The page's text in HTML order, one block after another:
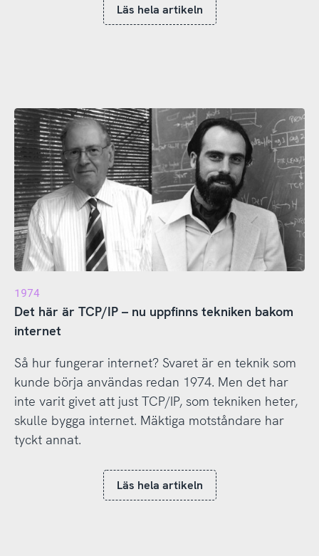
Läs hela artikeln
1974
Det här är TCP/IP – nu uppfinns tekniken bakom
internet
Så hur fungerar internet? Svaret är en teknik som
kunde börja användas redan 1974. Men det har
inte varit givet att just TCP/IP, som tekniken heter,
skulle bygga internet. Mäktiga motståndare har
tyckt annat.
Läs hela artikeln